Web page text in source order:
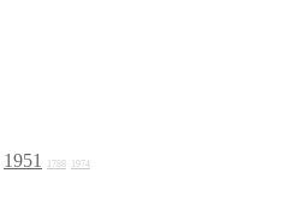
1951 1788 1974